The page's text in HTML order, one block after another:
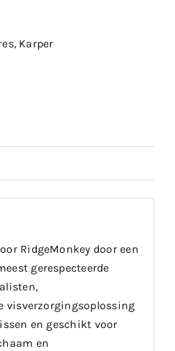
, Karper
RidgeMonkey door een
gerespecteerde
visverzorgingsoplossing
en geschikt voor
en